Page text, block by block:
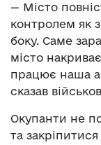
— Місто
контролем як
боку. Саме
місто
працює наша
сказав
Окупанти не
та